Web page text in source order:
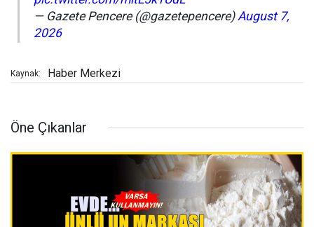
— Gazete Pencere (@gazetepencere)August 7,
2026
Kaynak: Haber Merkezi
Öne Çıkanlar